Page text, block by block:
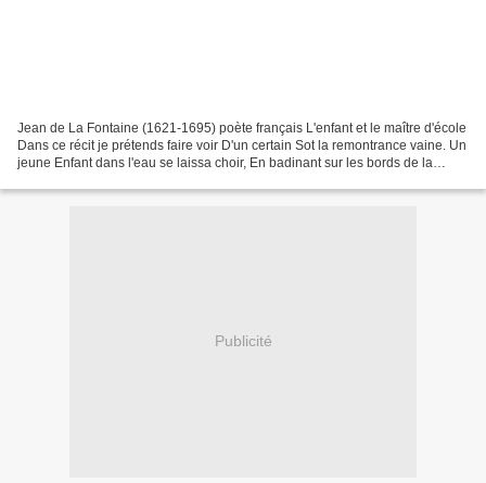
Jean de La Fontaine (1621-1695) poète français L'enfant et le maître d'école
Dans ce récit je prétends faire voir D'un certain Sot la remontrance vaine. Un
jeune Enfant dans l'eau se laissa choir, En badinant sur les bords de la
Publicité